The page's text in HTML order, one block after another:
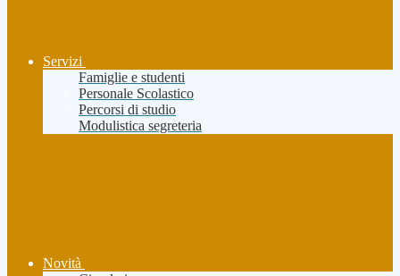
Servizi
Famiglie e studenti
Personale Scolastico
Percorsi di studio
Modulistica segreteria
Novità